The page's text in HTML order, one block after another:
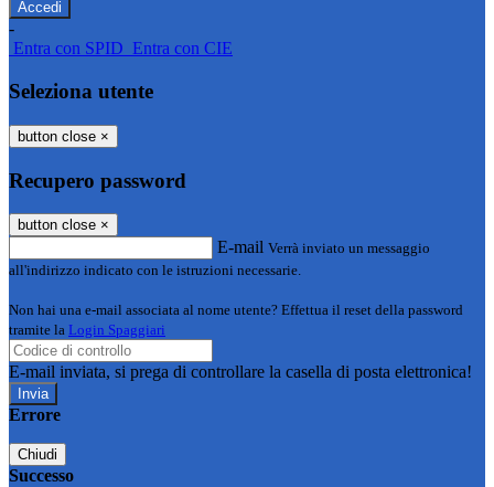
-
Entra con SPID Entra con CIE
Seleziona utente
button close ×
Recupero password
button close ×
E-mail Verrà inviato un messaggio
all'indirizzo indicato con le istruzioni necessarie.
Non hai una e-mail associata al nome utente? Effettua il reset della password
tramite la Login Spaggiari
E-mail inviata, si prega di controllare la casella di posta elettronica!
Errore
Chiudi
Successo